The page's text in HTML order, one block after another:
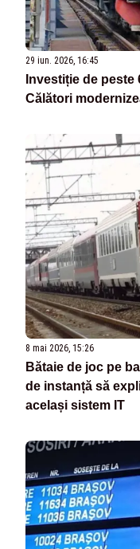
29 iun. 2026, 16:45
Investiție de peste
Călători
8 mai 2026, 15:26
Bătaie de joc pe
de instanță să
același sistem IT